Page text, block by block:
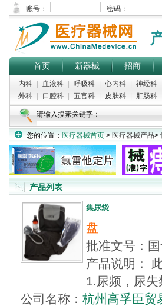
首页 新器械 招商
内科 血液科 呼吸科 心内科 神经科
外科
口腔科 五官科 皮肤科 肛肠科
请输入搜素关键字：
您的位置： 医疗器械首页 > 医疗器械产品>
产品列表
集尿袋
盘
批准文号：
产品说明：
1.尿频，尿
公司名称： 杭州高孚臣贸